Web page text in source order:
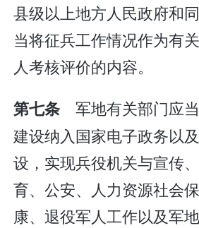
县级以上地方人民政府和
当将征兵工作情况作为有
人考核评价的内容。
第七条 军地有关部门应
建设纳入国家电子政务以
设，实现兵役机关与宣传
育、公安、人力资源社会
康、退役军人工作以及军